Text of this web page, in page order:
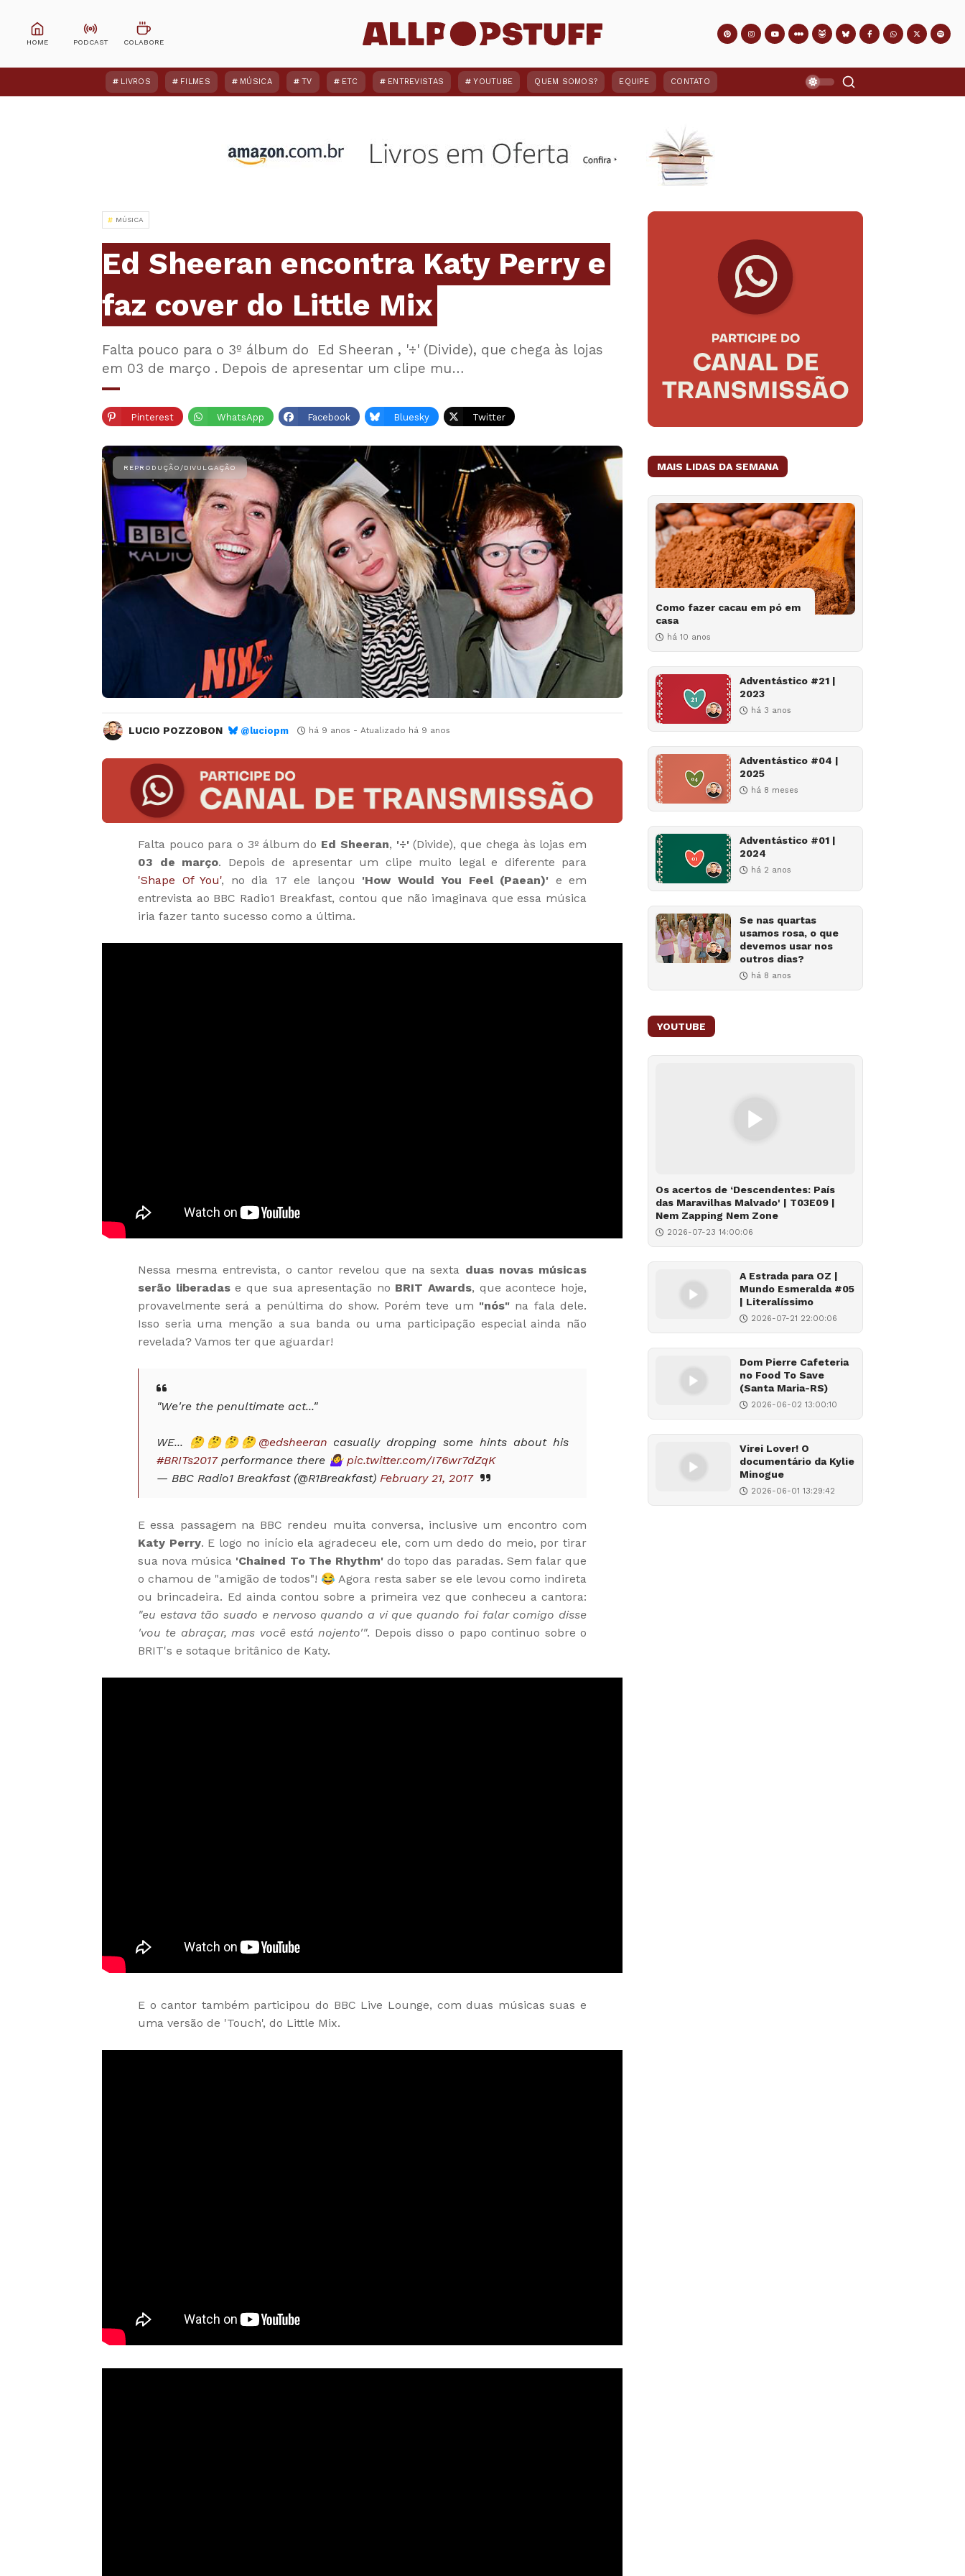
LIVROS FILMES MÚSICA TV ETC ENTREVISTAS YOUTUBE QUEM SOMOS? EQUIPE CONTATO
MÚSICA
Ed Sheeran encontra Katy Perry e
faz cover do Little Mix
Falta pouco para o 3º álbum do Ed Sheeran , '÷' (Divide), que chega às lojas
em 03 de março . Depois de apresentar um clipe mu…
Pinterest WhatsApp Facebook Bluesky Twitter
LUCIO POZZOBON @luciopm há 9 anos - Atualizado há 9 anos
Falta pouco para o 3º álbum do Ed Sheeran, '÷'(Divide), que chega às lojas em
03 de março. Depois de apresentar um clipe muito legal e diferente para
'Shape Of You', no dia 17 ele lançou 'How Would You Feel (Paean)' e em
entrevista ao BBC Radio1 Breakfast, contou que não imaginava que essa música
iria fazer tanto sucesso como a última.
Nessa mesma entrevista, o cantor revelou que na sexta duas novas músicas
serão liberadase que sua apresentação no BRIT Awards, que acontece hoje,
provavelmente será a penúltima do show. Porém teve um "nós" na fala dele.
Isso seria uma menção a sua banda ou uma participação especial ainda não
revelada? Vamos ter que aguardar!
"We're the penultimate act..."
WE... 🤔🤔🤔🤔 @edsheeran casually dropping some hints about his
#BRITs2017performance there 🤷‍♀️ pic.twitter.com/I76wr7dZqK
— BBC Radio1 Breakfast (@R1Breakfast) February 21, 2017
E essa passagem na BBC rendeu muita conversa, inclusive um encontro com
Katy Perry. E logo no início ela agradeceu ele, com um dedo do meio, por tirar
sua nova música 'Chained To The Rhythm'do topo das paradas. Sem falar que
o chamou de "amigão de todos"! 😂 Agora resta saber se ele levou como indireta
ou brincadeira. Ed ainda contou sobre a primeira vez que conheceu a cantora:
"eu estava tão suado e nervoso quando a vi que quando foi falar comigo disse
'vou te abraçar, mas você está nojento'". Depois disso o papo continuo sobre o
BRIT's e sotaque britânico de Katy.
E o cantor também participou do BBC Live Lounge, com duas músicas suas e
uma versão de 'Touch', do Little Mix.
MAIS LIDAS DA SEMANA
Como fazer cacau em pó em
casa
há 10 anos
Adventástico #21 |
2023
há 3 anos
Adventástico #04 |
2025
há 8 meses
Adventástico #01 |
2024
há 2 anos
Se nas quartas
usamos rosa, o que
devemos usar nos
outros dias?
há 8 anos
YOUTUBE
Os acertos de ‘Descendentes: País
das Maravilhas Malvado' | T03E09 |
Nem Zapping Nem Zone
2026-07-23 14:00:06
A Estrada para OZ |
Mundo Esmeralda #05
| Literalíssimo
2026-07-21 22:00:06
Dom Pierre Cafeteria
no Food To Save
(Santa Maria-RS)
2026-06-02 13:00:10
Virei Lover! O
documentário da Kylie
Minogue
2026-06-01 13:29:42